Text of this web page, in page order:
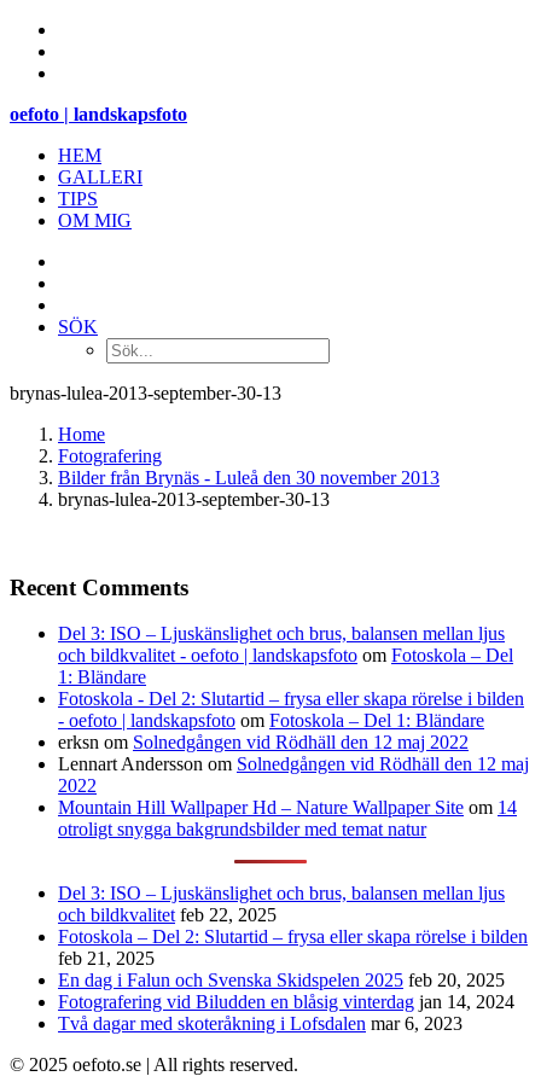
oefoto | landskapsfoto
HEM
GALLERI
TIPS
OM MIG
SÖK
brynas-lulea-2013-september-30-13
Home
Fotografering
Bilder från Brynäs - Luleå den 30 november 2013
brynas-lulea-2013-september-30-13
Recent Comments
Del 3: ISO – Ljuskänslighet och brus, balansen mellan ljus
och bildkvalitet - oefoto | landskapsfoto om Fotoskola – Del
1: Bländare
Fotoskola - Del 2: Slutartid – frysa eller skapa rörelse i bilden
- oefoto | landskapsfoto om Fotoskola – Del 1: Bländare
erksn om Solnedgången vid Rödhäll den 12 maj 2022
Lennart Andersson om Solnedgången vid Rödhäll den 12 maj
2022
Mountain Hill Wallpaper Hd – Nature Wallpaper Site om 14
otroligt snygga bakgrundsbilder med temat natur
Del 3: ISO – Ljuskänslighet och brus, balansen mellan ljus
och bildkvalitet feb 22, 2025
Fotoskola – Del 2: Slutartid – frysa eller skapa rörelse i bilden
feb 21, 2025
En dag i Falun och Svenska Skidspelen 2025 feb 20, 2025
Fotografering vid Biludden en blåsig vinterdag jan 14, 2024
Två dagar med skoteråkning i Lofsdalen mar 6, 2023
© 2025 oefoto.se | All rights reserved.